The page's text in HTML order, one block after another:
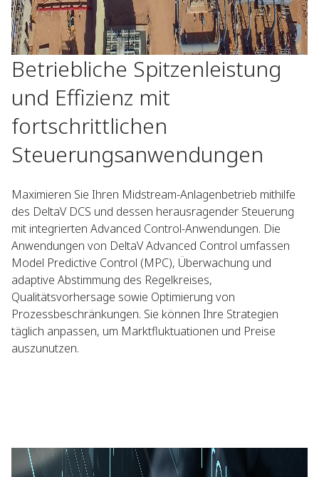
Betriebliche Spitzenleistung
und Effizienz mit
fortschrittlichen
Steuerungsanwendungen
Maximieren Sie Ihren Midstream-Anlagenbetrieb mithilfe
des DeltaV DCS und dessen herausragender Steuerung
mit integrierten Advanced Control-Anwendungen. Die
Anwendungen von DeltaV Advanced Control umfassen
Model Predictive Control (MPC), Überwachung und
adaptive Abstimmung des Regelkreises,
Qualitätsvorhersage sowie Optimierung von
Prozessbeschränkungen. Sie können Ihre Strategien
täglich anpassen, um Marktfluktuationen und Preise
auszunutzen.